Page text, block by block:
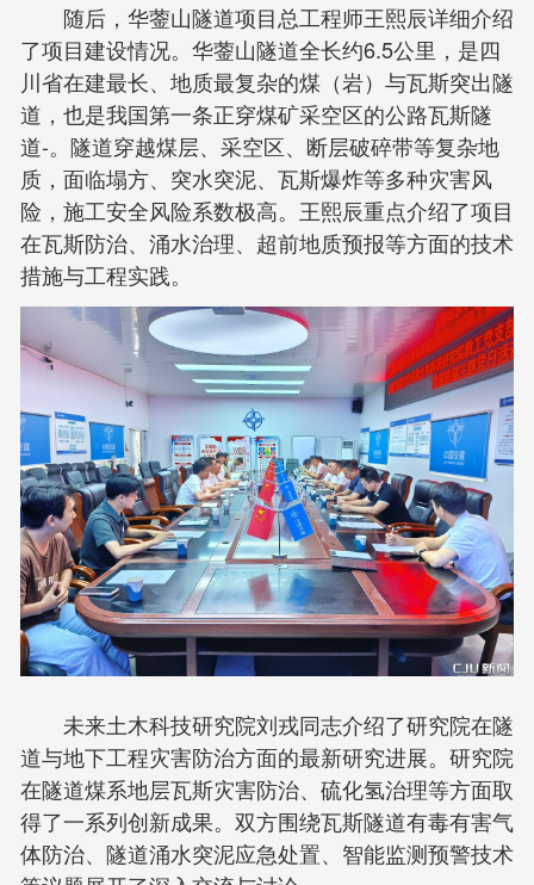
随后，华蓥山隧道项目总工程师王熙辰详细介绍
了项目建设情况。华蓥山隧道全长约6.5公里，是四
川省在建最长、地质最复杂的煤（岩）与瓦斯突出隧
道，也是我国第一条正穿煤矿采空区的公路瓦斯隧
道-。隧道穿越煤层、采空区、断层破碎带等复杂地
质，面临塌方、突水突泥、瓦斯爆炸等多种灾害风
险，施工安全风险系数极高。王熙辰重点介绍了项目
在瓦斯防治、涌水治理、超前地质预报等方面的技术
措施与工程实践。
未来土木科技研究院刘戎同志介绍了研究院在隧
道与地下工程灾害防治方面的最新研究进展。研究院
在隧道煤系地层瓦斯灾害防治、硫化氢治理等方面取
得了一系列创新成果。双方围绕瓦斯隧道有毒有害气
体防治、隧道涌水突泥应急处置、智能监测预警技术